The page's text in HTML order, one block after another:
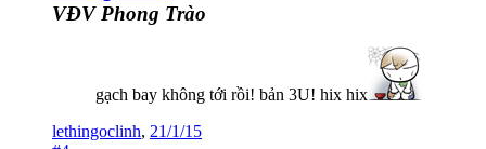
VĐV Phong Trào
gạch bay không tới rồi! bản 3U! hix hix
lethingoclinh, 21/1/15